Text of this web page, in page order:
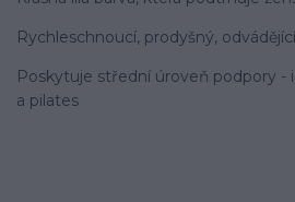
Rychleschnoucí, prodyšný,
Poskytuje střední úroveň podpory -
a pilates